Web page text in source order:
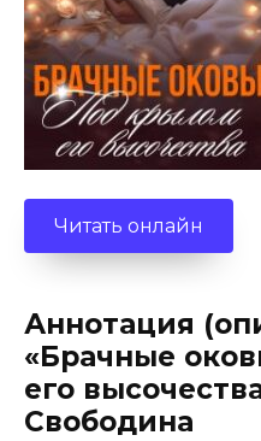
Читать онлайн
Аннотация
«Брачные
его
Свободина